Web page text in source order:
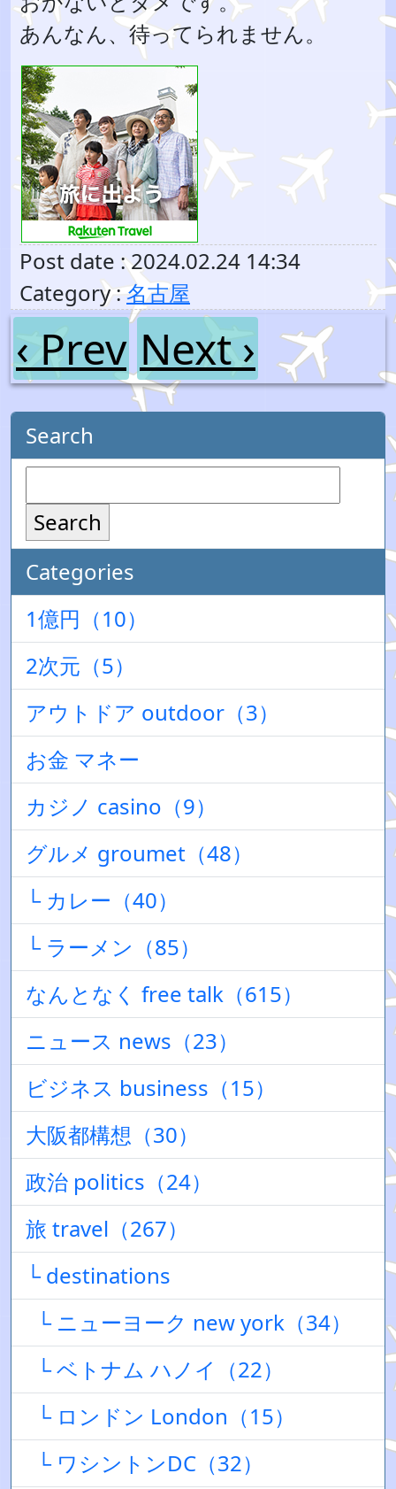
あんなん、待ってられません。
Post date : 2024.02.24 14:34
Category : 名古屋
‹ Prev Next ›
Search
Search
Categories
1億円（10）
2次元（5）
アウトドア outdoor（3）
お金 マネー
カジノ casino（9）
グルメ groumet（48）
└ カレー（40）
└ ラーメン（85）
なんとなく free talk（615）
ニュース news（23）
ビジネス business（15）
大阪都構想（30）
政治 politics（24）
旅 travel（267）
└ destinations
└ ニューヨーク new york（34）
└ ベトナム ハノイ（22）
└ ロンドン London（15）
└ ワシントンDC（32）